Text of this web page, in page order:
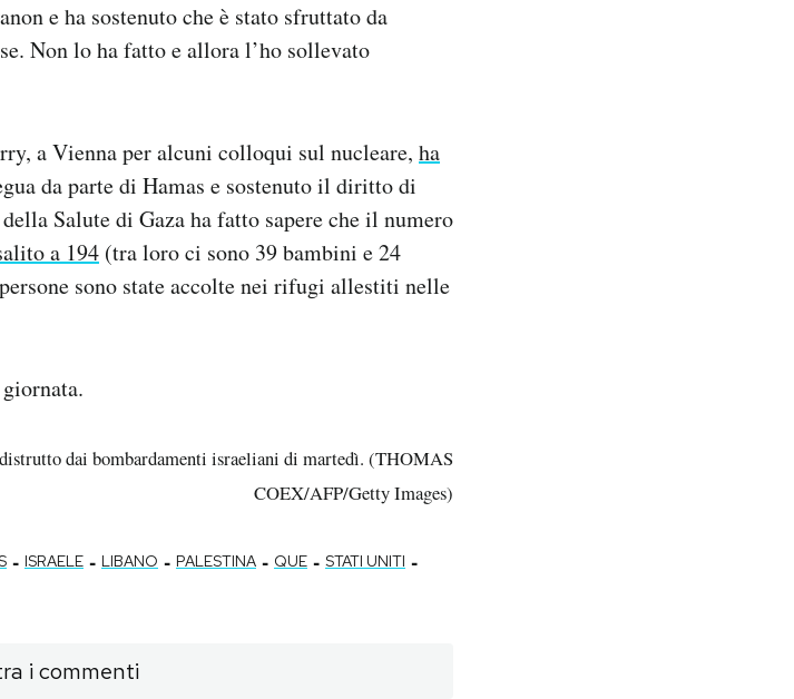
e ha sostenuto che è stato sfruttato da
Non lo ha fatto e allora l’ho sollevato
a Vienna per alcuni colloqui sul nucleare, ha
da parte di Hamas e sostenuto il diritto di
Salute di Gaza ha fatto sapere che il numero
a 194 (tra loro ci sono 39 bambini e 24
sono state accolte nei rifugi allestiti nelle
dai bombardamenti israeliani di martedì. (THOMAS
COEX/AFP/Getty Images)
- ISRAELE - LIBANO - PALESTINA - QUE - STATI UNITI -
i commenti